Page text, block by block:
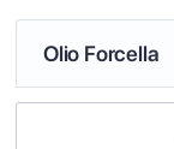
Olio Forcella